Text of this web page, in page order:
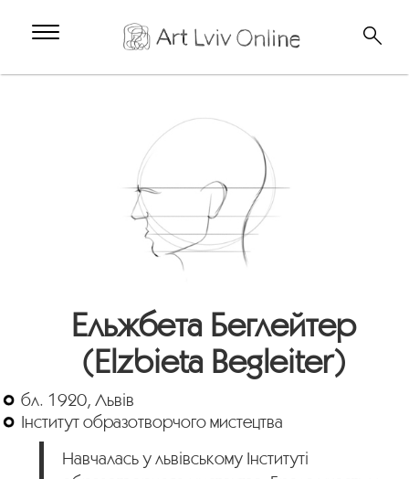
Ельжбета Беглейтер
(Elzbieta Begleiter)
бл. 1920, Львів
Інститут образотворчого мистецтва
Навчалась у львівському Інституті